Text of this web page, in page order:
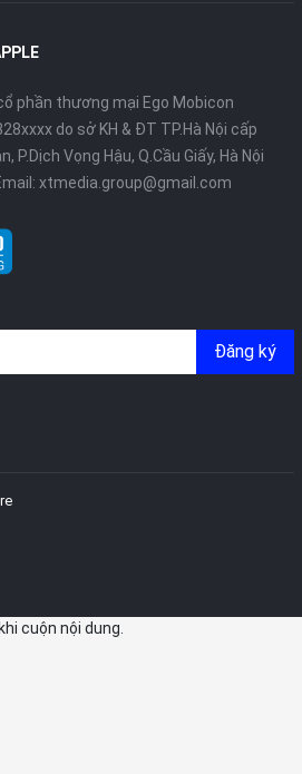
toàn bộ các chi tiết còn lại một cách
hứa hẹn sẽ mang lại chất lượng tốt
mình con chip A16 Bionic từng xuất
con chip mạnh và nhanh hơn so với
phần thương mại Ego Mobicon
do sở KH & ĐT TP.Hà Nội cấp
P.Dịch Vọng Hậu, Q.Cầu Giấy, Hà Nội
xtmedia.group@gmail.com
Đăng ký
cuộn nội dung.